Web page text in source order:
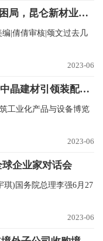
过度依赖宁德时代，深陷低价竞争困局，昆仑新材业绩恐大幅下滑
|倩倩审核|颂文过去几
2023-06
天天观点：2023住博会圆满落幕，中晶建材引领装配式绿色建材新航道
工业化产品与设备博览
2023-06
企业家对话会
琪)国务院总理李强6月27
2023-06